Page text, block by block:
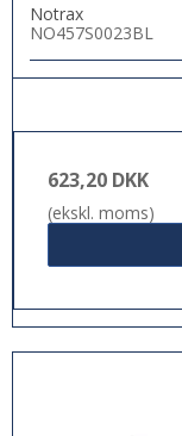
Notrax
NO457S0023BL
623,20 DKK
(ekskl. moms)